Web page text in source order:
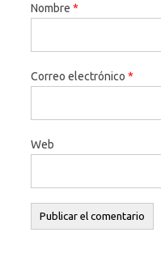
Nombre *
Correo electrónico *
Web